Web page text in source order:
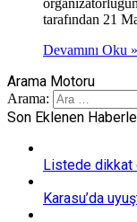
tarafından 21
Devamını Oku »
Arama Motoru
Arama:
Son Eklenen
Listede
Karasu’da